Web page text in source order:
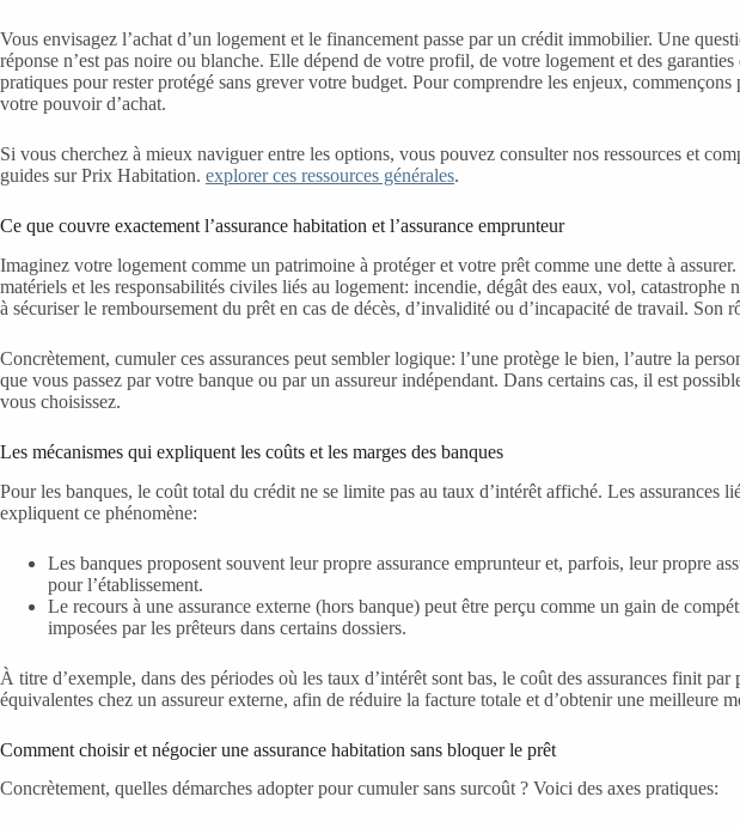
Vous envisagez l’achat d’un logement et le financement passe par un crédit immobilier. Une
réponse n’est pas noire ou blanche. Elle dépend de votre profil, de votre logement et des
pratiques pour rester protégé sans grever votre budget. Pour comprendre les enjeux,
votre pouvoir d’achat.
Si vous cherchez à mieux naviguer entre les options, vous pouvez consulter nos ressources et
guides sur Prix Habitation. explorer ces ressources générales.
Ce que couvre exactement l’assurance habitation et l’assurance emprunteur
Imaginez votre logement comme un patrimoine à protéger et votre prêt comme une dette à
matériels et les responsabilités civiles liés au logement: incendie, dégât des eaux, vol,
à sécuriser le remboursement du prêt en cas de décès, d’invalidité ou d’incapacité de travail.
Concrètement, cumuler ces assurances peut sembler logique: l’une protège le bien, l’autre la
que vous passez par votre banque ou par un assureur indépendant. Dans certains cas, il est
vous choisissez.
Les mécanismes qui expliquent les coûts et les marges des banques
Pour les banques, le coût total du crédit ne se limite pas au taux d’intérêt affiché. Les
expliquent ce phénomène:
Les banques proposent souvent leur propre assurance emprunteur et, parfois, leur propre
pour l’établissement.
Le recours à une assurance externe (hors banque) peut être perçu comme un gain de
imposées par les prêteurs dans certains dossiers.
À titre d’exemple, dans des périodes où les taux d’intérêt sont bas, le coût des assurances finit
équivalentes chez un assureur externe, afin de réduire la facture totale et d’obtenir une meilleure
Comment choisir et négocier une assurance habitation sans bloquer le prêt
Concrètement, quelles démarches adopter pour cumuler sans surcoût ? Voici des axes pratiques: